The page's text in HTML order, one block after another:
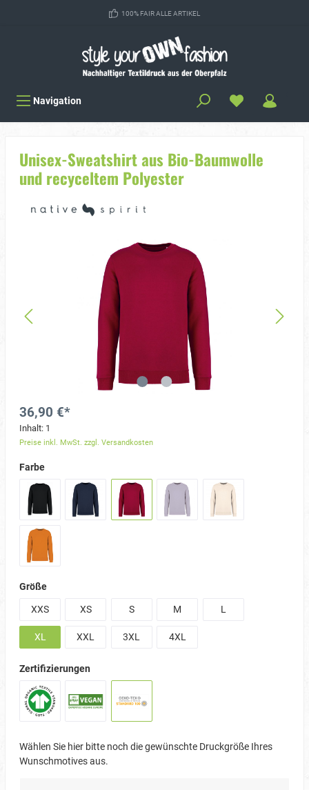
100% FAIR ALLE ARTIKEL
Navigation
Unisex-Sweatshirt aus Bio-Baumwolle
und recyceltem Polyester
36,90 €*
Inhalt: 1
Preise inkl. MwSt. zzgl. Versandkosten
Farbe
Größe
XXS
XS S M L
XL XXL 3XL 4XL
Zertifizierungen
Wählen Sie hier bitte noch die gewünschte Druckgröße Ihres
Wunschmotives aus.